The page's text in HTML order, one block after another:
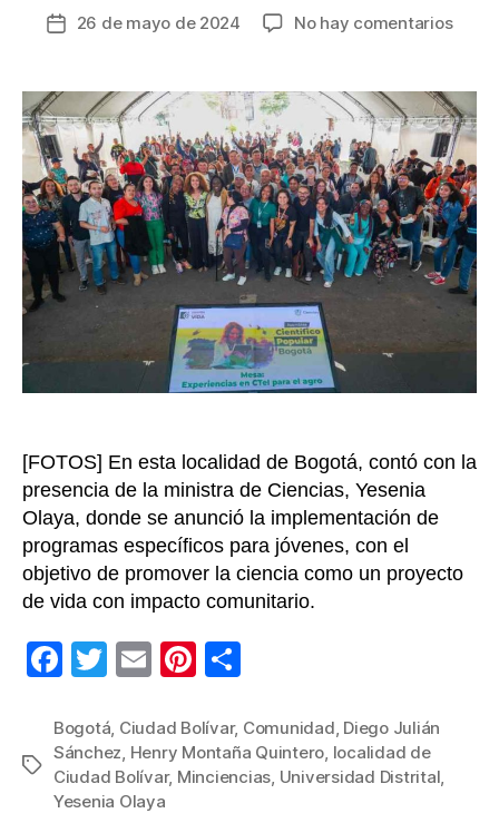
Fecha
entrada
26 de mayo de 2024 No hay comentariosen
en
busca
a
[FOTOS] En esta localidad de Bogotá, contó con la
presencia de la ministra de Ciencias, Yesenia
Olaya, donde se anunció la implementación de
programas específicos para jóvenes, con el
objetivo de promover la ciencia como un proyecto
de vida con impacto comunitario.
F
c
e
b
T
tt
er
E
ail
Pi
er
e
m
p
Etiquetas
Bogotá, Ciudad Bolívar, Comunidad, Diego Julián
Sánchez, Henry Montaña Quintero, localidad de
Ciudad Bolívar, Minciencias, Universidad Distrital,
Yesenia Olaya